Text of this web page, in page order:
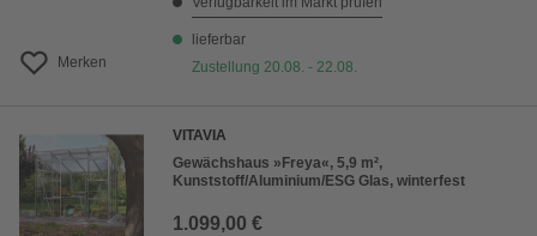
Merken
lieferbar
Zustellung 20.08. - 22.08.
VITAVIA
Gewächshaus »Freya«, 5,9 m²,
Kunststoff/Aluminium/ESG Glas, winterfest
1.099,00 €